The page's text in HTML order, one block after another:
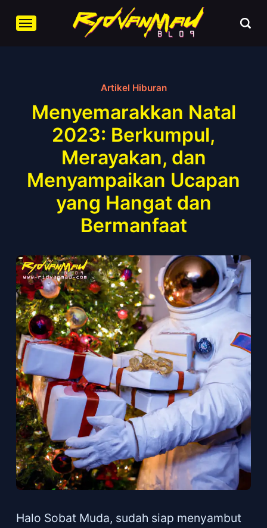
Artikel Hiburan
Menyemarakkan Natal
2023: Berkumpul,
Merayakan, dan
Menyampaikan Ucapan
yang Hangat dan
Bermanfaat
Halo Sobat Muda, sudah siap menyambut